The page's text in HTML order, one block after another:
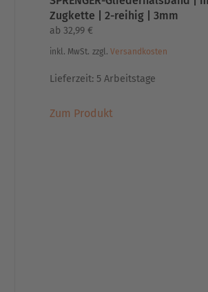
werden
Zugkette | 2-reihig | 3mm
ab 32,99 €
inkl. MwSt. zzgl. Versandkosten
Lieferzeit: 5 Arbeitstage
Zum ProduktProdukt